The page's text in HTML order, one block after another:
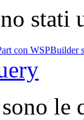
stati
con WSPBuilder
sono